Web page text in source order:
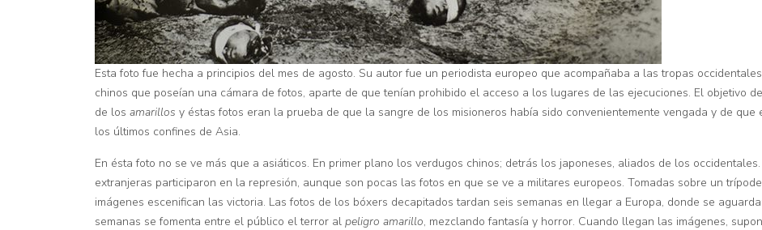
Esta foto fue hecha a principios del mes de agosto. Su autor fue un periodista europeo que acompañaba a las tropas
chinos que poseían una cámara de fotos, aparte de que tenían prohibido el acceso a los lugares de las ejecuciones. El objetivo
de los amarillos y éstas fotos eran la prueba de que la sangre de los misioneros había sido convenientemente vengada y de
los últimos confines de Asia.
En ésta foto no se ve más que a asiáticos. En primer plano los verdugos chinos; detrás los japoneses, aliados de los
extranjeras participaron en la represión, aunque son pocas las fotos en que se ve a militares europeos. Tomadas sobre un
imágenes escenifican las victoria. Las fotos de los bóxers decapitados tardan seis semanas en llegar a Europa, donde se
semanas se fomenta entre el público el terror al peligro amarillo, mezclando fantasía y horror. Cuando llegan las imágenes,